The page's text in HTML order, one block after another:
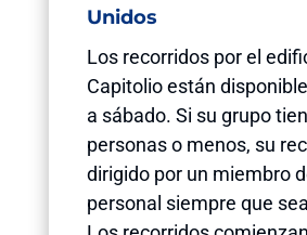
Unidos
Los recorridos por el
Capitolio están
a sábado. Si su grupo
personas o menos, su
dirigido por un miembro
personal siempre que